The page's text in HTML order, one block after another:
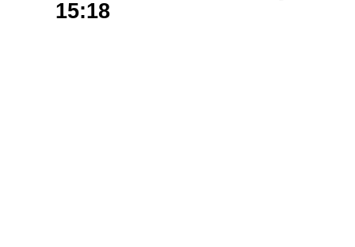
15:18